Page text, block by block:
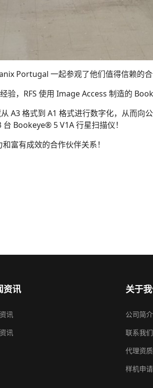
Portugal 一起参观了他们值得信赖的合
验，RFS 使用 Image Access 制造的
A3 格式到 A1 格式进行数字化，从而
Bookeye® 5 V1A 行星扫描仪！
富有成效的合作伙伴关系！
市！
资讯
讯
讯
关于
公司简介
联系我们
代理资质
样机申请